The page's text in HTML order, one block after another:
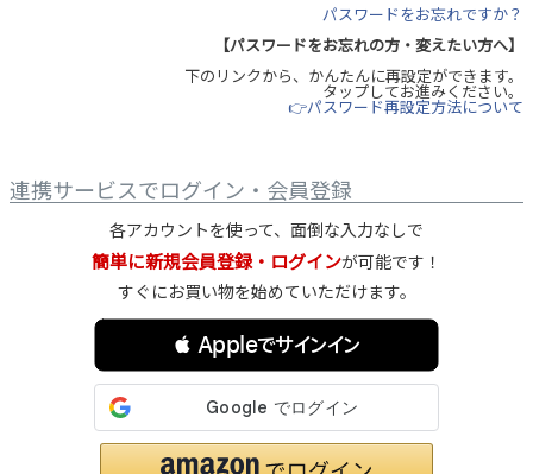
パスワードをお忘れですか？
【パスワードをお忘れの方・変えたい方へ】
下のリンクから、かんたんに再設定ができます。
タップしてお進みください。
👉パスワード再設定方法について
連携サービスでログイン・会員登録
各アカウントを使って、面倒な入力なしで
簡単に新規会員登録・ログインが可能です！
すぐにお買い物を始めていただけます。
 Appleでサインイン